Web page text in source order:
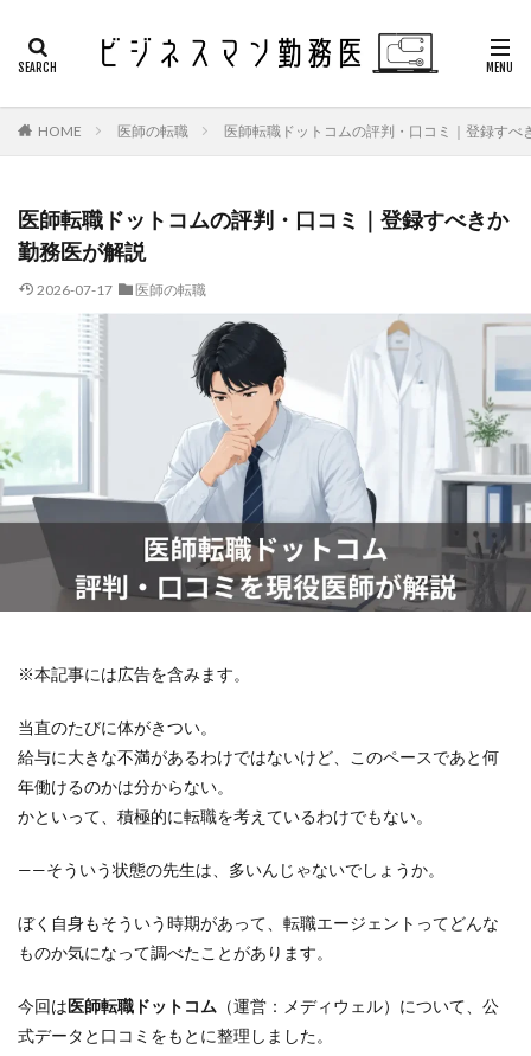
HOME 医師の転職 医師転職ドットコムの評判・口コミ｜登録すべ
医師転職ドットコムの評判・口コミ｜登録すべきか
勤務医が解説
2026-07-17 医師の転職
※本記事には広告を含みます。
当直のたびに体がきつい。
給与に大きな不満があるわけではないけど、このペースであと何
年働けるのかは分からない。
かといって、積極的に転職を考えているわけでもない。
——そういう状態の先生は、多いんじゃないでしょうか。
ぼく自身もそういう時期があって、転職エージェントってどんな
ものか気になって調べたことがあります。
今回は医師転職ドットコム （運営：メディウェル）について、公
式データと口コミをもとに整理しました。